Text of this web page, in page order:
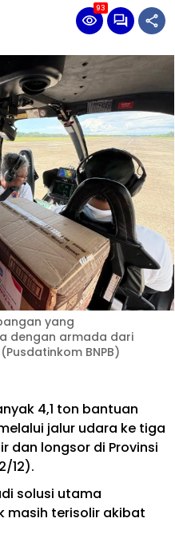
93
yang
dengan armada dari
BNPB)
4,1 ton bantuan
jalur udara ke tiga
dan longsor di Provinsi
12).
solusi utama
masih terisolir akibat